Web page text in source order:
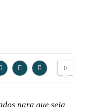
0
para que seja